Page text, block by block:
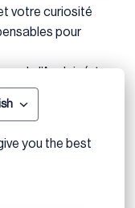
you the best
votre curiosité
pour
de l’Anglais (et
indispensables.
pour rejoindre
Advisory Grand